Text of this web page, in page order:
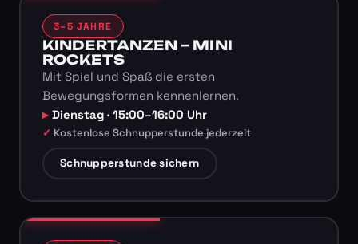
3–5 JAHRE
KINDERTANZEN – MINI
ROCKETS
Mit Spiel und Spaß die ersten
Bewegungsformen kennenlernen.
Dienstag · 15:00–16:00 Uhr
Kostenlose Schnupperstunde jederzeit
Schnupperstunde sichern